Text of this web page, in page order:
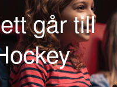
går till